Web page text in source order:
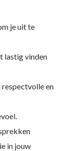
je uit te
lastig vinden
respectvolle en
in jouw